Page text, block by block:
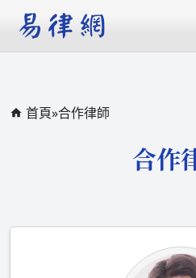
首頁»合作律師
合作